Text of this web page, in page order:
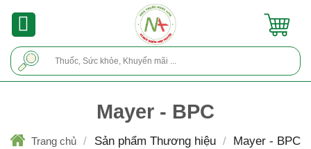
Mayer - BPC
Trang chủ / Sản phẩm Thương hiệu / Mayer - BPC